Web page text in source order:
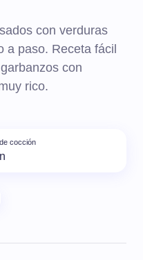
con verduras
a paso. Receta fácil
con
rico.
cocción